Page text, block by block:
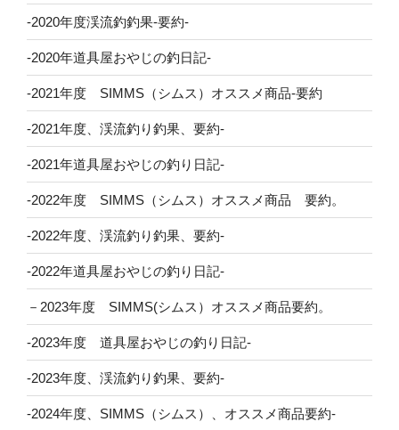
-2020年度渓流釣釣果-要約-
-2020年道具屋おやじの釣日記-
-2021年度 SIMMS（シムス）オススメ商品-要約
-2021年度、渓流釣り釣果、要約-
-2021年道具屋おやじの釣り日記-
-2022年度 SIMMS（シムス）オススメ商品 要約。
-2022年度、渓流釣り釣果、要約-
-2022年道具屋おやじの釣り日記-
－2023年度 SIMMS(シムス）オススメ商品要約。
-2023年度 道具屋おやじの釣り日記-
-2023年度、渓流釣り釣果、要約-
-2024年度、SIMMS（シムス）、オススメ商品要約-